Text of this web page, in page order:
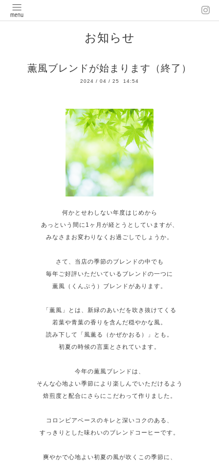
お知らせ
薫風ブレンドが始まります（終了）
2024 / 04 / 25 14:54
何かとせわしない年度はじめから
あっという間に1ヶ月が経とうとしていますが、
みなさまお変わりなくお過ごしでしょうか。
さて、当店の季節のブレンドの中でも
毎年ご好評いただいているブレンドの一つに
薫風（くんぷう）ブレンドがあります。
「薫風」とは、新緑のあいだを吹き抜けてくる
若葉や青葉の香りを含んだ穏やかな風。
読み下して「風薫る（かぜかおる）」とも。
初夏の時候の言葉とされています。
今年の薫風ブレンドは、
そんな心地よい季節により楽しんでいただけるよう
焙煎度と配合にさらにこだわって作りました。
コロンビアベースのキレと深いコクのある、
すっきりとした味わいのブレンドコーヒーです。
爽やかで心地よい初夏の風が吹くこの季節に、